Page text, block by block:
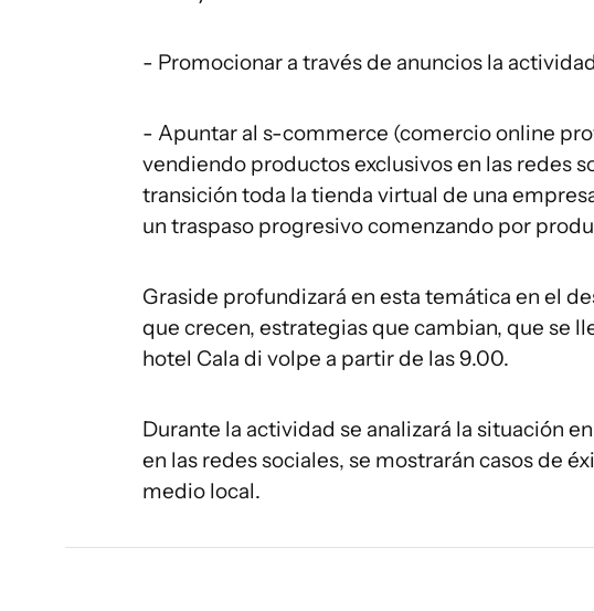
- Promocionar a través de anuncios la
- Apuntar al s-commerce (comercio online
vendiendo productos exclusivos en las redes
transición toda la tienda virtual de una
un traspaso progresivo comenzando por
Graside profundizará en esta temática en el
que crecen, estrategias que cambian, que se
hotel Cala di volpe a partir de las 9.00.
Durante la actividad se analizará la situación
en las redes sociales, se mostrarán casos de
medio local.